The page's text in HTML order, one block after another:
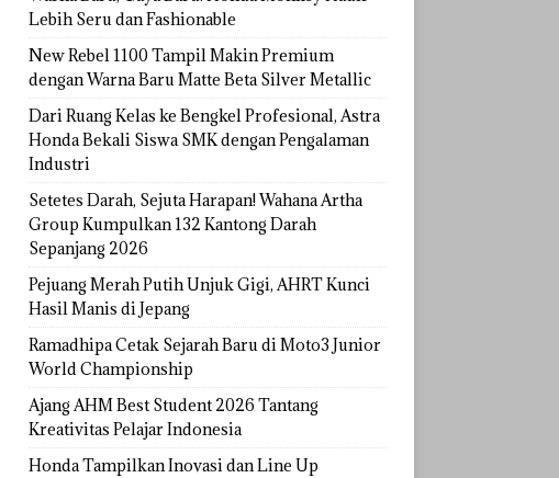
Lebih Seru dan Fashionable
New Rebel 1100 Tampil Makin Premium
dengan Warna Baru Matte Beta Silver Metallic
Dari Ruang Kelas ke Bengkel Profesional, Astra
Honda Bekali Siswa SMK dengan Pengalaman
Industri
Setetes Darah, Sejuta Harapan! Wahana Artha
Group Kumpulkan 132 Kantong Darah
Sepanjang 2026
Pejuang Merah Putih Unjuk Gigi, AHRT Kunci
Hasil Manis di Jepang
Ramadhipa Cetak Sejarah Baru di Moto3 Junior
World Championship
Ajang AHM Best Student 2026 Tantang
Kreativitas Pelajar Indonesia
Honda Tampilkan Inovasi dan Line Up